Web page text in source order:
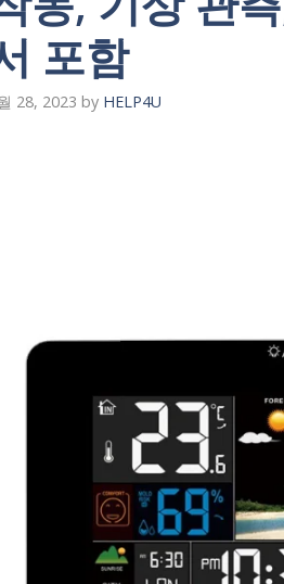
포함
28, 2023 by HELP4U